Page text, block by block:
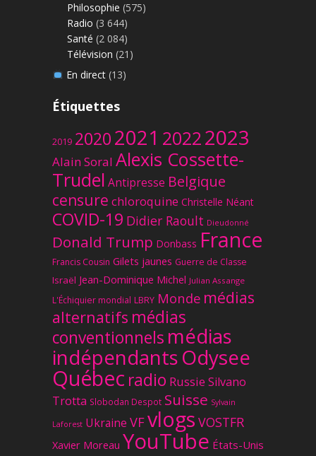
Philosophie (575)
Radio (3 644)
Santé (2 084)
Télévision (21)
En direct(13)
Étiquettes
2019 20202021 20222023
Alain Soral Alexis Cossette-
Trudel Antipresse Belgique
censure chloroquine Christelle Néant
COVID-19 Didier Raoult Dieudonné
Donald Trump Donbass France
Francis Cousin Gilets jaunes Guerre de Classe
Israël Jean-Dominique Michel Julian Assange
L'Échiquier mondial LBRY Monde médias
alternatifs médias
conventionnels médias
indépendantsOdysee
Québec radio Russie Silvano
Trotta Slobodan Despot Suisse Sylvain
Laforest Ukraine VFvlogs VOSTFR
Xavier Moreau YouTube États-Unis